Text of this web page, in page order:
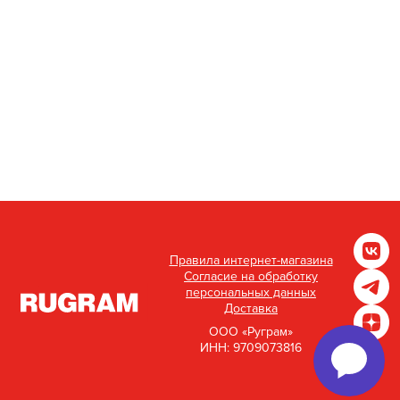
Правила интернет-магазина
Согласие на обработку
персональных данных
Доставка
ООО «Руграм»
ИНН: 9709073816